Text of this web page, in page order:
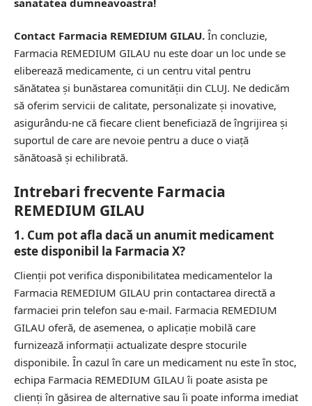
Contact Farmacia REMEDIUM GILAU. În concluzie,
Farmacia REMEDIUM GILAU nu este doar un loc unde se
eliberează medicamente, ci un centru vital pentru
sănătatea și bunăstarea comunității din CLUJ. Ne dedicăm
să oferim servicii de calitate, personalizate și inovative,
asigurându-ne că fiecare client beneficiază de îngrijirea și
suportul de care are nevoie pentru a duce o viață
sănătoasă și echilibrată.
Intrebari frecvente Farmacia
REMEDIUM GILAU
1. Cum pot afla dacă un anumit medicament
este disponibil la Farmacia X?
Clienții pot verifica disponibilitatea medicamentelor la
Farmacia REMEDIUM GILAU prin contactarea directă a
farmaciei prin telefon sau e-mail. Farmacia REMEDIUM
GILAU oferă, de asemenea, o aplicație mobilă care
furnizează informații actualizate despre stocurile
disponibile. În cazul în care un medicament nu este în stoc,
echipa Farmacia REMEDIUM GILAU îi poate asista pe
clienți în găsirea de alternative sau îi poate informa imediat